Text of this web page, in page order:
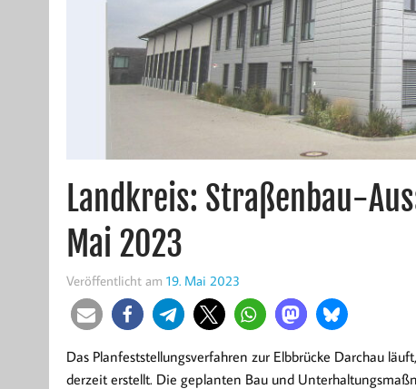
Landkreis: Straßenbau-
Mai 2023
Veröffentlicht am 19. Mai 2023
Das Planfeststellungsverfahren zur Elbbrücke Darchau
derzeit erstellt. Die geplanten Bau und